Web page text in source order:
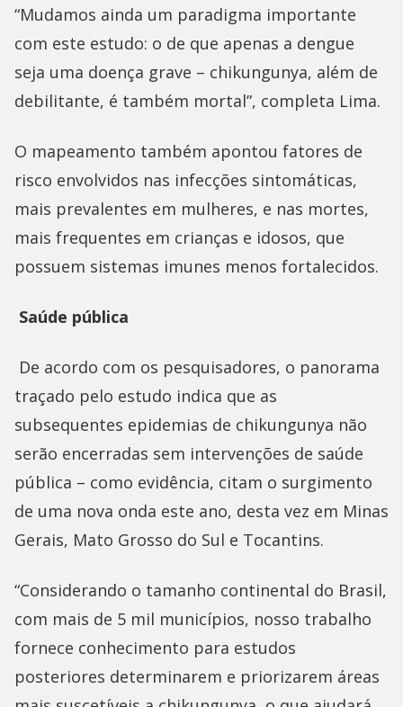
“Mudamos ainda um paradigma importante
com este estudo: o de que apenas a dengue
seja uma doença grave – chikungunya, além de
debilitante, é também mortal”, completa Lima.
O mapeamento também apontou fatores de
risco envolvidos nas infecções sintomáticas,
mais prevalentes em mulheres, e nas mortes,
mais frequentes em crianças e idosos, que
possuem sistemas imunes menos fortalecidos.
Saúde pública
De acordo com os pesquisadores, o panorama
traçado pelo estudo indica que as
subsequentes epidemias de chikungunya não
serão encerradas sem intervenções de saúde
pública – como evidência, citam o surgimento
de uma nova onda este ano, desta vez em Minas
Gerais, Mato Grosso do Sul e Tocantins.
“Considerando o tamanho continental do Brasil,
com mais de 5 mil municípios, nosso trabalho
fornece conhecimento para estudos
posteriores determinarem e priorizarem áreas